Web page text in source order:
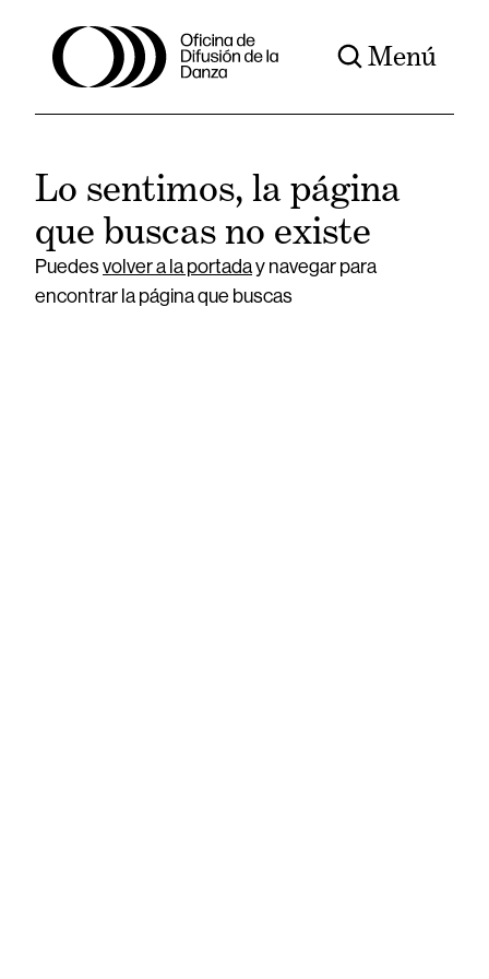
Menú
Lo sentimos, la página
que buscas no existe
Puedesvolver a la portaday navegar para
encontrar la página que buscas